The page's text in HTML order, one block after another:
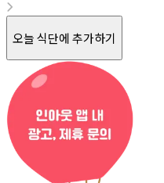
오늘 식단에 추가하기